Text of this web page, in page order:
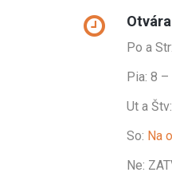
Po a
Pia: 8 –
Ut a Štv:
So: Na
Ne: